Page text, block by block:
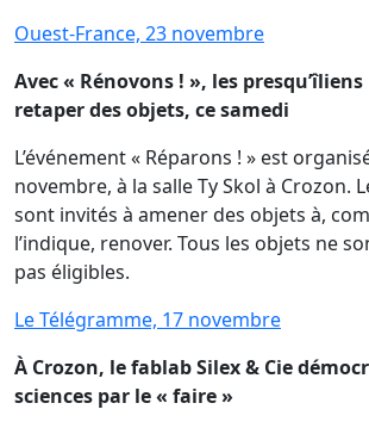
Ouest-France, 23 novembre
Avec « Rénovons ! », les
retaper des objets, ce samedi
L’événement « Réparons ! » est
novembre, à la salle Ty Skol à Crozon.
sont invités à amener des objets à,
l’indique, renover. Tous les objets ne
pas éligibles.
Le Télégramme, 17 novembre
À Crozon, le fablab Silex & Cie
sciences par le « faire »